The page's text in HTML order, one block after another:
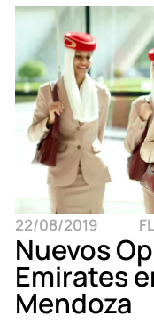
22/08/2019
Nuevos
Emirates
Mendoza